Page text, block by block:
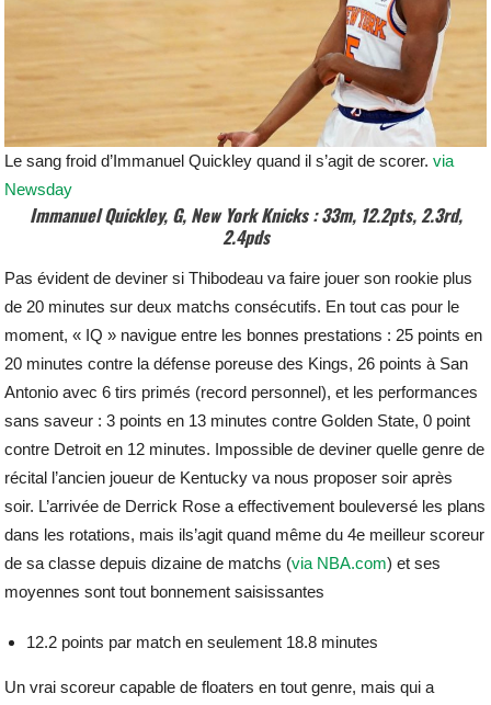
Le sang froid d’Immanuel Quickley quand il s’agit de scorer.via
Newsday
Immanuel Quickley, G, New York Knicks : 33m, 12.2pts, 2.3rd,
2.4pds
Pas évident de deviner si Thibodeau va faire jouer son rookie plus
de 20 minutes sur deux matchs consécutifs. En tout cas pour le
moment, « IQ » navigue entre les bonnes prestations : 25 points en
20 minutes contre la défense poreuse des Kings, 26 points à San
Antonio avec 6 tirs primés (record personnel), et les performances
sans saveur : 3 points en 13 minutes contre Golden State, 0 point
contre Detroit en 12 minutes. Impossible de deviner quelle genre de
récital l’ancien joueur de Kentucky va nous proposer soir après
soir. L’arrivée de Derrick Rose a effectivement bouleversé les plans
dans les rotations, mais ils’agit quand même du 4e meilleur scoreur
de sa classe depuis dizaine de matchs (via NBA.com) et ses
moyennes sont tout bonnement saisissantes
12.2 points par match en seulement 18.8 minutes
Un vrai scoreur capable de floaters en tout genre, mais qui a